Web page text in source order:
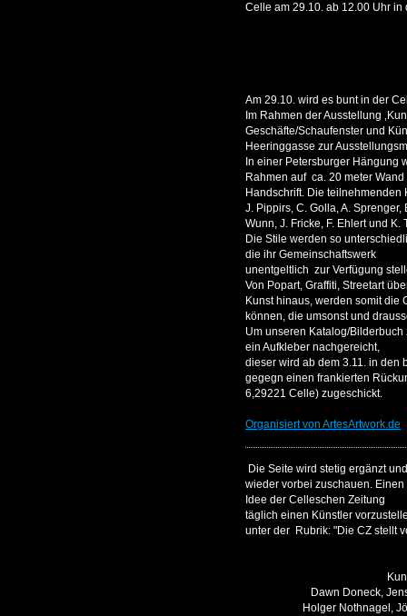
Celle am 29.10. ab 12.00 Uhr in
Am 29.10. wird es bunt in der
Im Rahmen der Ausstellung
Geschäfte/Schaufenster und
Heeringgasse zur
In einer Petersburger Hängung
Rahmen auf ca. 20 meter
Handschrift. Die teilnehmenden
J. Pippirs, C. Golla, A.
Wunn, J. Fricke, F. Ehlert und K.
Die Stile werden so
die ihr Gemeinschaftswerk
unentgeltlich zur Verfügung
Von Popart, Graffiti, Streetart
Kunst hinaus, werden somit die
können, die umsonst und
Um unseren Katalog/
ein Aufkleber nachgereicht,
dieser wird ab dem 3.11. in den
gegegn einen frankierten
6,29221 Celle) zugeschickt.
Organisiert von ArtesArtwork.de
Die Seite wird stetig ergänzt
wieder vorbei zuschauen.
Idee der Celleschen Zeitung
täglich einen Künstler
unter der Rubrik: "Die CZ stellt
Dawn Doneck,
Holger Nothnagel,